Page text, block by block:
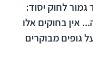
גמור לחוק יסוד:
אין בחוקים אלו
גופים מבוקרים